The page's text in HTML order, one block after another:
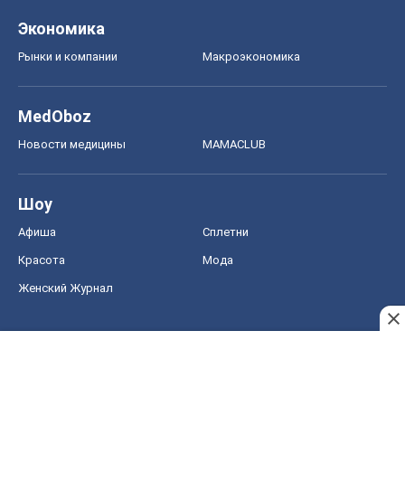
Экономика
Рынки и компании Mакроэкономика
MedOboz
Новости медицины MAMACLUB
Шоу
Афиша Сплетни
Красота Мода
Женский Журнал